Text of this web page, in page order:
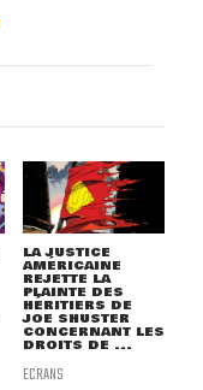
LA JUSTICE
AMÉRICAINE
REJETTE LA
PLAINTE DES
HÉRITIERS DE
JOE SHUSTER
CONCERNANT LES
DROITS DE ...
ECRANS